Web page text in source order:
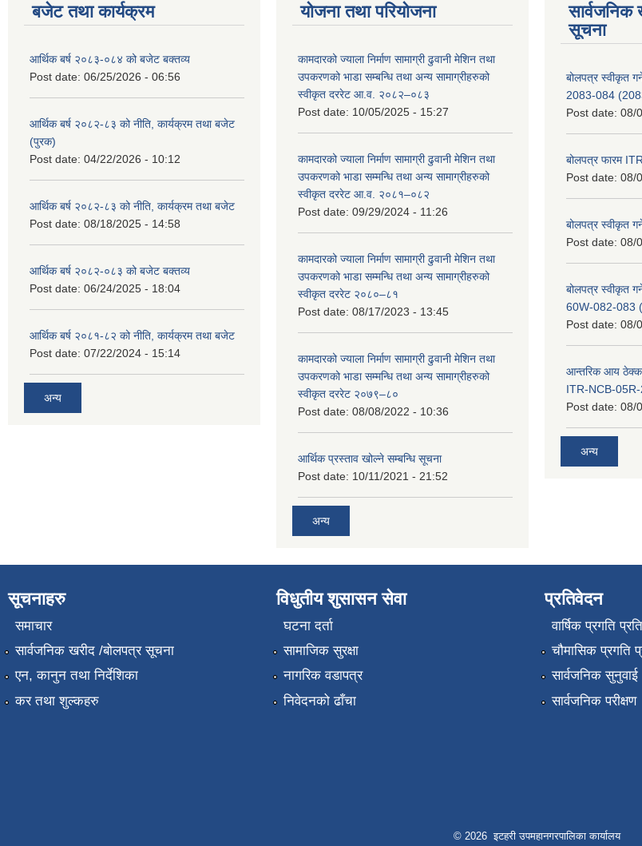
बजेट तथा कार्यक्रम
आर्थिक बर्ष २०८३-०८४ को बजेट बक्तव्य
Post date: 06/25/2026 - 06:56
आर्थिक बर्ष २०८२-८३ को नीति, कार्यक्रम तथा बजेट
(पुरक)
Post date: 04/22/2026 - 10:12
आर्थिक बर्ष २०८२-८३ को नीति, कार्यक्रम तथा बजेट
Post date: 08/18/2025 - 14:58
आर्थिक बर्ष २०८२-०८३ को बजेट बक्तव्य
Post date: 06/24/2025 - 18:04
आर्थिक बर्ष २०८१-८२ को नीति, कार्यक्रम तथा बजेट
Post date: 07/22/2024 - 15:14
अन्य
योजना तथा परियोजना
कामदारको ज्याला निर्माण सामाग्री ढुवानी मेशिन तथा
उपकरणको भाडा सम्बन्धि तथा अन्य सामाग्रीहरुको
स्वीकृत दररेट आ.व. २०८२–०८३
Post date: 10/05/2025 - 15:27
कामदारको ज्याला निर्माण सामाग्री ढुवानी मेशिन तथा
उपकरणको भाडा सम्मन्धि तथा अन्य सामाग्रीहरुको
स्वीकृत दररेट आ.व. २०८१–०८२
Post date: 09/29/2024 - 11:26
कामदारको ज्याला निर्माण सामाग्री ढुवानी मेशिन तथा
उपकरणको भाडा सम्मन्धि तथा अन्य सामाग्रीहरुको
स्वीकृत दररेट २०८०–८१
Post date: 08/17/2023 - 13:45
कामदारको ज्याला निर्माण सामाग्री ढुवानी मेशिन तथा
उपकरणको भाडा सम्मन्धि तथा अन्य सामाग्रीहरुको
स्वीकृत दररेट २०७९–८०
Post date: 08/08/2022 - 10:36
आर्थिक प्रस्ताव खोल्ने सम्बन्धि सूचना
Post date: 10/11/2021 - 21:52
अन्य
सार्वजनिक
सूचना
बोलपत्र स्वीकृत
2083-084
Post date: 08/
बोलपत्र फारम
Post date: 08/
बोलपत्र स्वीकृत
Post date: 08/
बोलपत्र स्वीकृत
60W-082-083
Post date: 08/
आन्तरिक आय
ITR-NCB-
Post date: 08/
अन्य
सूचनाहरु
समाचार
सार्वजनिक खरीद /बोलपत्र सूचना
एन, कानुन तथा निर्देशिका
कर तथा शुल्कहरु
विधुतीय शुसासन सेवा
घटना दर्ता
सामाजिक सुरक्षा
नागरिक वडापत्र
निवेदनको ढाँचा
प्रतिवेदन
वार्षिक प्रगति
चौमासिक प्रगति
सार्वजनिक सुनुवाई
सार्वजनिक परीक्षण
© 2026 इटहरी उपमहानगरपालिका कार्यालय